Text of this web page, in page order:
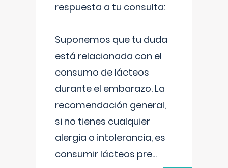
respuesta a tu consulta:
Suponemos que tu duda
está relacionada con el
consumo de lácteos
durante el embarazo. La
recomendación general,
si no tienes cualquier
alergia o intolerancia, es
consumir lácteos pre...